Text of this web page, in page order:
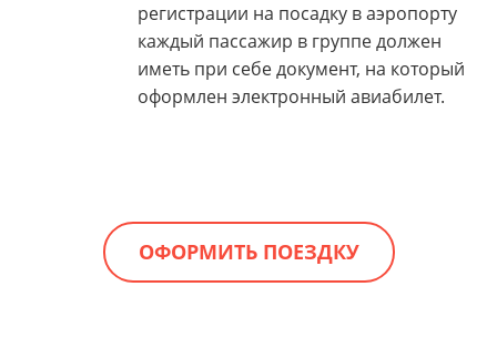
регистрации на посадку в аэропорту
каждый пассажир в группе должен
иметь при себе документ, на который
оформлен электронный авиабилет.
ОФОРМИТЬ ПОЕЗДКУ